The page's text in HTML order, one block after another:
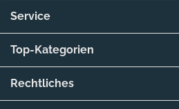
Service
Top-Kategorien
Rechtliches